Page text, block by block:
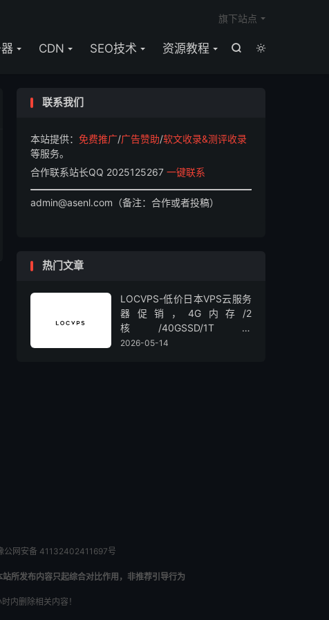


CDN SEO技术 资源教程
旗下站点
联系我们
本站提供： 免费推广/广告赞助/软文收录&测评收录
等服务。
合作联系站长QQ 2025125267 一键联系
admin@asenl.com（备注：合作或者投稿）
热门文章
LOCVPS-低价日本VPS云服务
器促销，4G内存/2
核/40GSSD/1T流
量/450Mbps带宽，低至36元/
2026-05-14
公网安备 41132402411697号
所发布内容只起综合对比作用，非推荐引导行为
内删除相关内容！